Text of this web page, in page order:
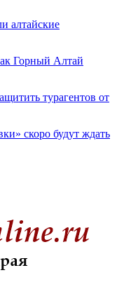
алтайские
Горный Алтай
турагентов от
скоро будут ждать